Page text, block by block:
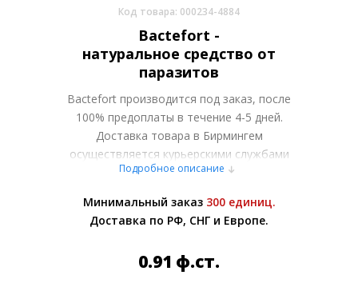
Код товара: 000234-4884
Bactefort -
натуральное средство от
паразитов
Bactefort производится под заказ, после
100% предоплаты в течение 4-5 дней.
Доставка товара в Бирмингем
осуществляется курьерскими службами
или самовывозом со склада в Москве.
менеджером.
Оплата производится в рублях. Цены на
08.08.2026. Текущий курс 10 руб.=
Подробное описание
Минимальный заказ 300 единиц.
Доставка по РФ, СНГ и Европе.
0.91 ф.ст.